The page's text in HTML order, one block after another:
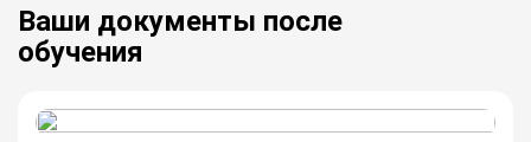
Ваши документы после
обучения